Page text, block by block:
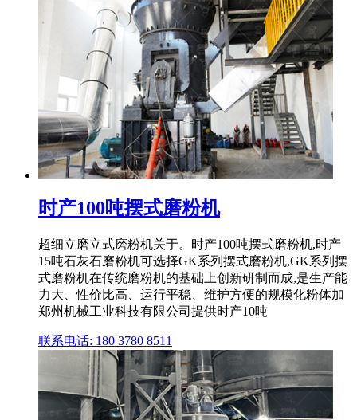
时产100吨摆式磨粉机
超细立磨立式磨粉机关于。时产100吨摆式磨粉机,时产
15吨石灰石磨粉机可选择GK系列摆式磨粉机,GK系列摆
式磨粉机在传统磨粉机的基础上创新研制而成,是生产能
力大、性价比高、运行平稳、维护方便的规模化粉体加
郑州机械工业科技有限公司提供时产10吨
联系电话: 180 3780 8511